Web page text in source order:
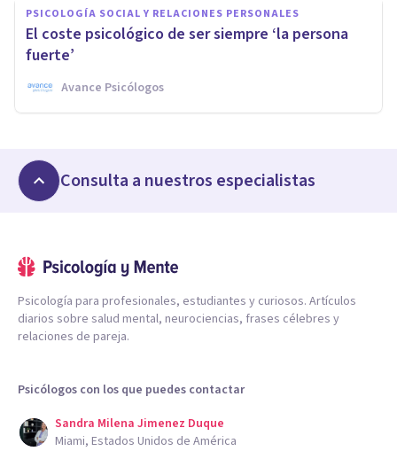
PSICOLOGÍA SOCIAL Y RELACIONES PERSONALES
El coste psicológico de ser siempre ‘la persona
fuerte’
Avance Psicólogos
Consulta a nuestros especialistas
Psicología para profesionales, estudiantes y curiosos. Artículos
diarios sobre salud mental, neurociencias, frases célebres y
relaciones de pareja.
Psicólogos con los que puedes contactar
Sandra Milena Jimenez Duque
Miami, Estados Unidos de América